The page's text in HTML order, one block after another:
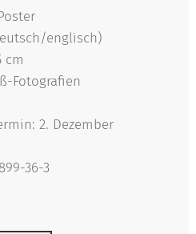
englisch)
cm
Fotografien
2. Dezember
36-3